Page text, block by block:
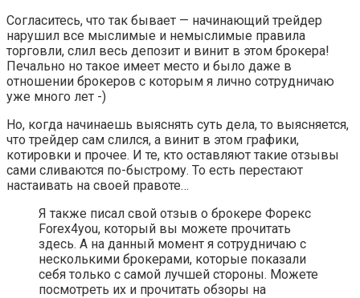
Согласитесь, что так бывает — начинающий трейдер
нарушил все мыслимые и немыслимые правила
торговли, слил весь депозит и винит в этом брокера!
Печально но такое имеет место и было даже в
отношении брокеров с которым я лично сотрудничаю
уже много лет -)
Но, когда начинаешь выяснять суть дела, то выясняется,
что трейдер сам слился, а винит в этом графики,
котировки и прочее. И те, кто оставляют такие отзывы
сами сливаются по-быстрому. То есть перестают
настаивать на своей правоте…
Я также писал свой отзыв о брокере Форекс
Forex4you, который вы можете прочитать
здесь. А на данный момент я сотрудничаю с
несколькими брокерами, которые показали
себя только с самой лучшей стороны. Можете
посмотреть их и прочитать обзоры на